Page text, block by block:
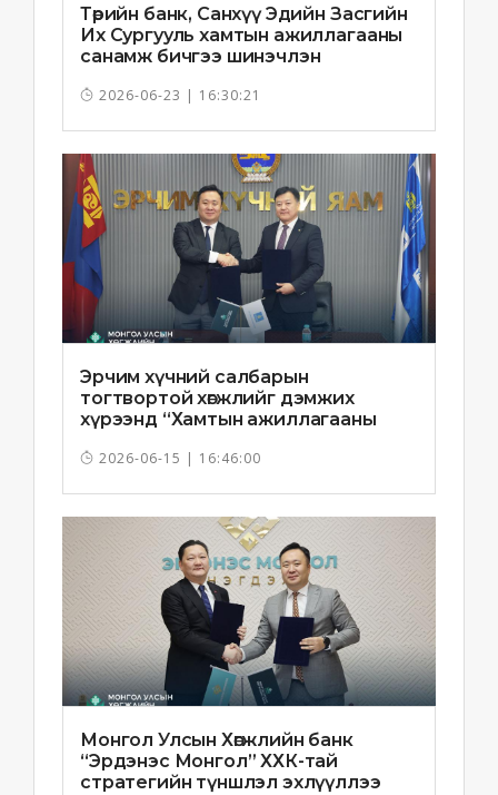
Төрийн банк, Санхүү Эдийн Засгийн
Их Сургууль хамтын ажиллагааны
санамж бичгээ шинэчлэн
2026-06-23 | 16:30:21
Эрчим хүчний салбарын
тогтвортой хөгжлийг дэмжих
хүрээнд “Хамтын ажиллагааны
2026-06-15 | 16:46:00
Монгол Улсын Хөгжлийн банк
“Эрдэнэс Монгол” ХХК-тай
стратегийн түншлэл эхлүүллээ